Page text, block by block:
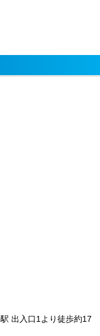
出入口1より徒歩約17